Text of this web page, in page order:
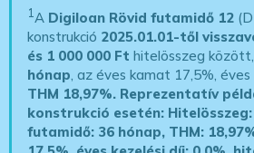
1A Digiloan Rövid futamidő 12
konstrukció 2025.01.01-től
és 1 000 000 Ft hitelösszeg
hónap, az éves kamat 17,5%, éves
THM 18,97%. Reprezentatív
konstrukció esetén: Hitelösszeg:
futamidő: 36 hónap, THM: